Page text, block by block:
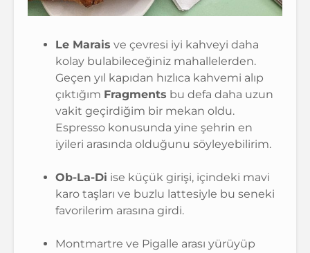
Le Marais ve çevresi iyi kahveyi daha
kolay bulabileceğiniz mahallelerden.
Geçen yıl kapıdan hızlıca kahvemi alıp
çıktığım Fragments bu defa daha uzun
vakit geçirdiğim bir mekan oldu.
Espresso konusunda yine şehrin en
iyileri arasında olduğunu söyleyebilirim.
Ob-La-Di ise küçük girişi, içindeki mavi
karo taşları ve buzlu lattesiyle bu seneki
favorilerim arasına girdi.
Montmartre ve Pigalle arası yürüyüp